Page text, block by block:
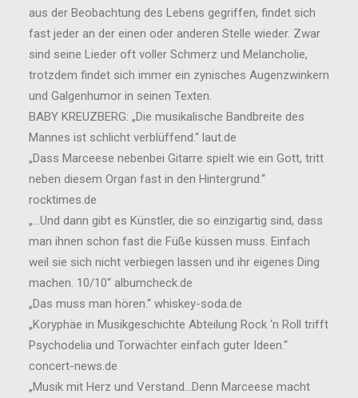
aus der Beobachtung des Lebens gegriffen, findet sich
fast jeder an der einen oder anderen Stelle wieder. Zwar
sind seine Lieder oft voller Schmerz und Melancholie,
trotzdem findet sich immer ein zynisches Augenzwinkern
und Galgenhumor in seinen Texten.
BABY KREUZBERG: „Die musikalische Bandbreite des
Mannes ist schlicht verblüffend.“ laut.de
„Dass Marceese nebenbei Gitarre spielt wie ein Gott, tritt
neben diesem Organ fast in den Hintergrund.“
rocktimes.de
„…Und dann gibt es Künstler, die so einzigartig sind, dass
man ihnen schon fast die Füße küssen muss. Einfach
weil sie sich nicht verbiegen lassen und ihr eigenes Ding
machen. 10/10“ albumcheck.de
„Das muss man hören.“ whiskey-soda.de
„Koryphäe in Musikgeschichte Abteilung Rock ‘n Roll trifft
Psychodelia und Torwächter einfach guter Ideen.“
concert-news.de
„Musik mit Herz und Verstand…Denn Marceese macht